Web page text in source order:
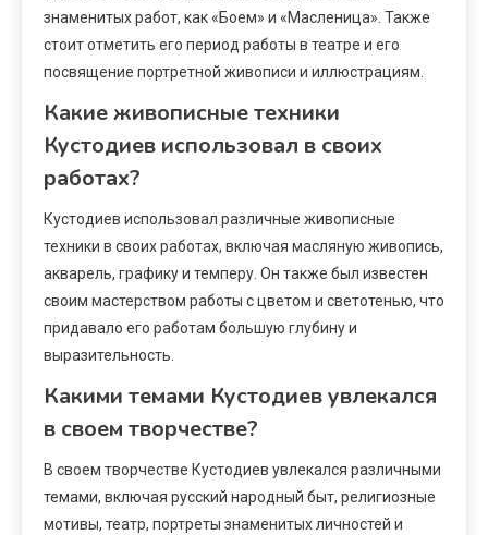
знаменитых работ, как «Боем» и «Масленица». Также
стоит отметить его период работы в театре и его
посвящение портретной живописи и иллюстрациям.
Какие живописные техники
Кустодиев использовал в своих
работах?
Кустодиев использовал различные живописные
техники в своих работах, включая масляную живопись,
акварель, графику и темперу. Он также был известен
своим мастерством работы с цветом и светотенью, что
придавало его работам большую глубину и
выразительность.
Какими темами Кустодиев увлекался
в своем творчестве?
В своем творчестве Кустодиев увлекался различными
темами, включая русский народный быт, религиозные
мотивы, театр, портреты знаменитых личностей и